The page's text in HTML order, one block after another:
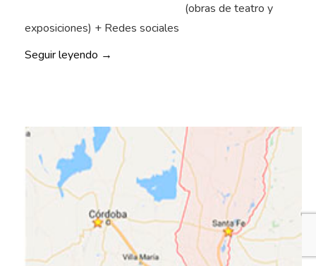
(obras de teatro y
exposiciones) + Redes sociales
Seguir leyendo «
e
r
n
c
i
→